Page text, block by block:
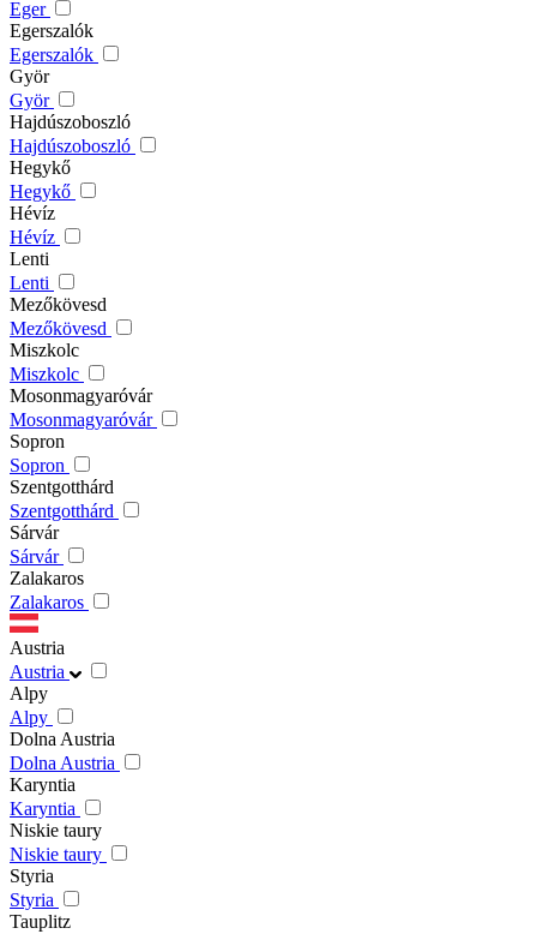
Eger
Egerszalók
Egerszalók
Györ
Györ
Hajdúszoboszló
Hajdúszoboszló
Hegykő
Hegykő
Hévíz
Hévíz
Lenti
Lenti
Mezőkövesd
Mezőkövesd
Miszkolc
Miszkolc
Mosonmagyaróvár
Mosonmagyaróvár
Sopron
Sopron
Szentgotthárd
Szentgotthárd
Sárvár
Sárvár
Zalakaros
Zalakaros
Austria
Austria
Alpy
Alpy
Dolna Austria
Dolna Austria
Karyntia
Karyntia
Niskie taury
Niskie taury
Styria
Styria
Tauplitz